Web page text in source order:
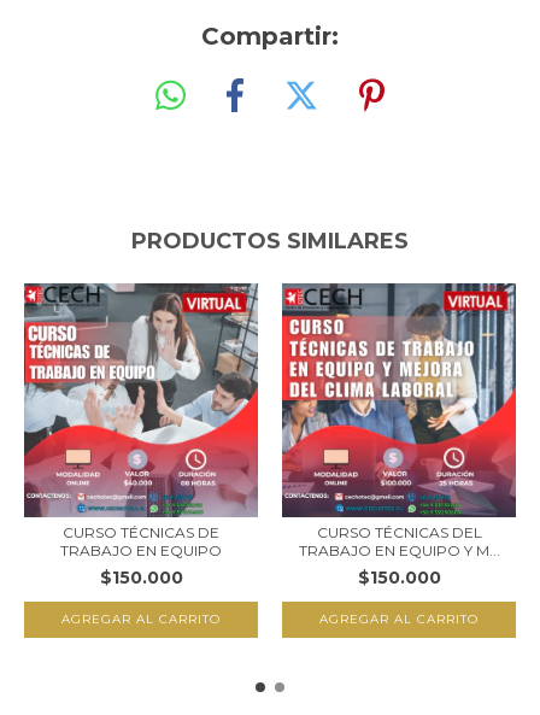
Compartir:
PRODUCTOS SIMILARES
CURSO TÉCNICAS DE
TRABAJO EN EQUIPO
$150.000
CURSO TÉCNICAS DEL
TRABAJO EN EQUIPO Y M...
$150.000